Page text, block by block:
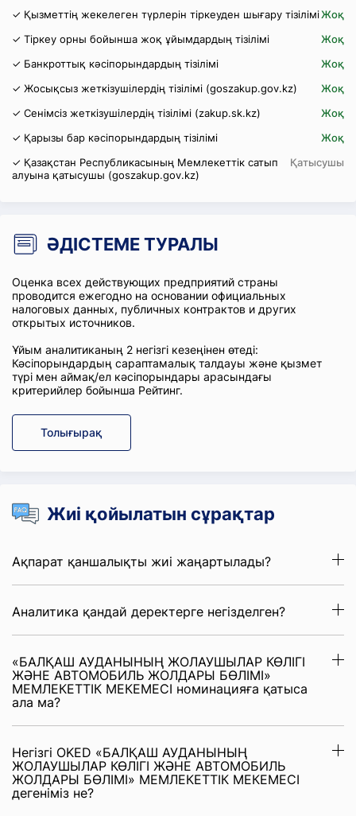
✓ Қызметтің жекелеген түрлерін тіркеуден шығару тізіліміЖоқ
✓ Тіркеу орны бойынша жоқ ұйымдардың тізілімі
Жоқ
✓ Банкроттық кәсіпорындардың тізілімі
Жоқ
✓ Жосықсыз жеткізушілердің тізілімі (goszakup.gov.kz)
Жоқ
✓ Сенімсіз жеткізушілердің тізілімі (zakup.sk.kz)
Жоқ
✓ Қарызы бар кәсіпорындардың тізілімі
Жоқ
✓ Қазақстан Республикасының Мемлекеттік сатып
алуына қатысушы (goszakup.gov.kz)
Қатысушы
ӘДІСТЕМЕ ТУРАЛЫ
Оценка всех действующих предприятий страны
проводится ежегодно на основании официальных
налоговых данных, публичных контрактов и других
открытых источников.
Ұйым аналитиканың 2 негізгі кезеңінен өтеді:
Кәсіпорындардың сараптамалық талдауы және қызмет
түрі мен аймақ/ел кәсіпорындары арасындағы
критерийлер бойынша Рейтинг.
Толығырақ
Жиі қойылатын сұрақтар
Ақпарат қаншалықты жиі жаңартылады?
Аналитика қандай деректерге негізделген?
«БАЛҚАШ АУДАНЫНЫҢ ЖОЛАУШЫЛАР КӨЛІГІ
ЖӘНЕ АВТОМОБИЛЬ ЖОЛДАРЫ БӨЛІМІ»
МЕМЛЕКЕТТІК МЕКЕМЕСІ номинацияға қатыса
ала ма?
Негізгі OKED «БАЛҚАШ АУДАНЫНЫҢ
ЖОЛАУШЫЛАР КӨЛІГІ ЖӘНЕ АВТОМОБИЛЬ
ЖОЛДАРЫ БӨЛІМІ» МЕМЛЕКЕТТІК МЕКЕМЕСІ
дегеніміз не?